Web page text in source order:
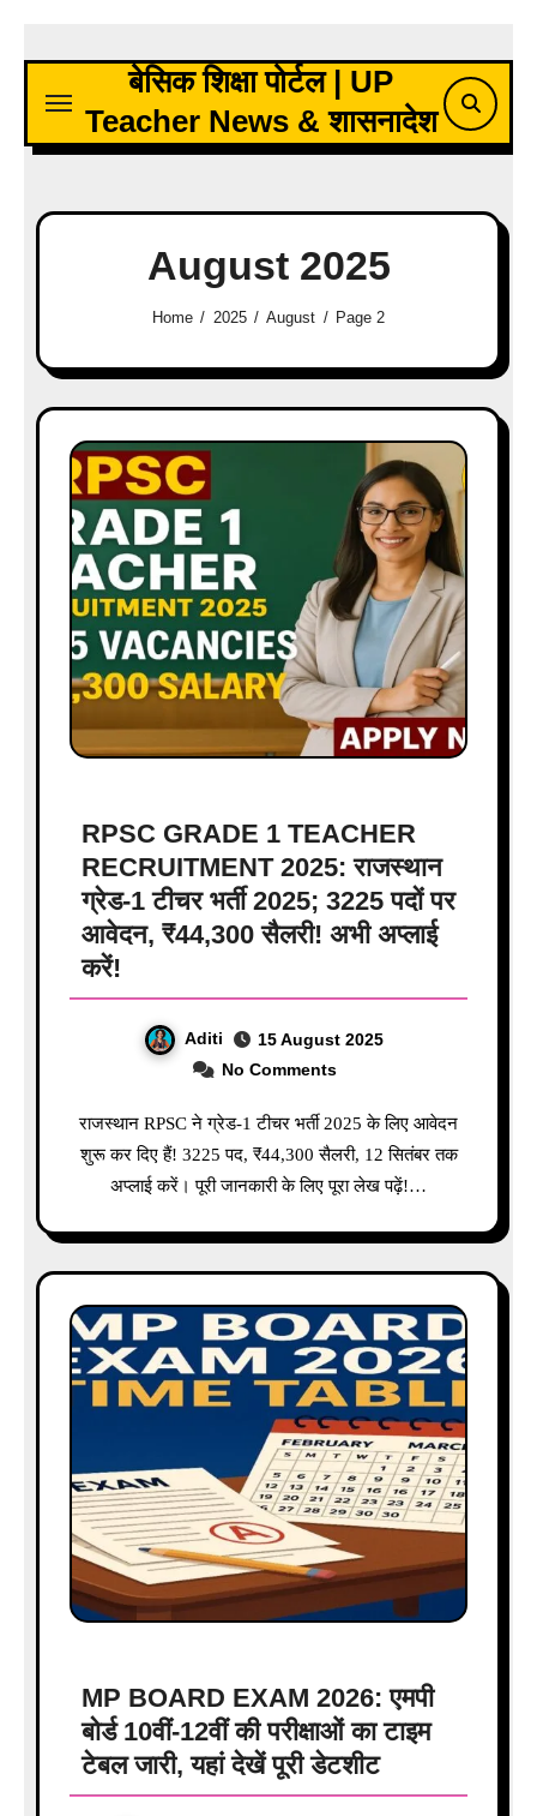
content
बेसिक शिक्षा पोर्टल | UP
Teacher News & शासनादेश
August 2025
Home 2025 August Page 2
RPSC GRADE 1 TEACHER
RECRUITMENT 2025: राजस्थान
ग्रेड-1 टीचर भर्ती 2025; 3225 पदों पर
आवेदन, ₹44,300 सैलरी! अभी अप्लाई
करें!
Aditi
15 August 2025
No Comments
राजस्थान RPSC ने ग्रेड-1 टीचर भर्ती 2025 के लिए आवेदन
शुरू कर दिए हैं! 3225 पद, ₹44,300 सैलरी, 12 सितंबर तक
अप्लाई करें। पूरी जानकारी के लिए पूरा लेख पढ़ें!…
MP BOARD EXAM 2026: एमपी
बोर्ड 10वीं-12वीं की परीक्षाओं का टाइम
टेबल जारी, यहां देखें पूरी डेटशीट